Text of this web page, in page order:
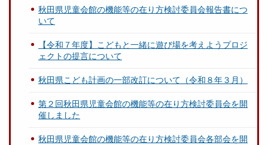
秋田県児童会館の機能等の在り方検討委員会報告書につ
いて
【令和７年度】こどもと一緒に遊び場を考えようプロジ
ェクトの提言について
秋田県こども計画の一部改訂について（令和８年３月）
第２回秋田県児童会館の機能等の在り方検討委員会を開
催しました
秋田県児童会館の機能等の在り方検討委員会各部会を開